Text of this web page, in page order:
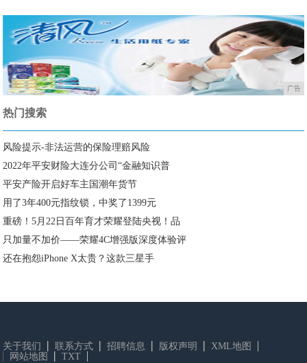
广告
热门搜索
风险提示-非法运营的保险理赔风险
2022年平安财险大连分公司“金融知识普
平安产险开启好车主国潮年货节
用了3年400元指纹锁，中奖了1399元
重磅！5月22日百年育才荣耀登陆央视！品
只加量不加价——荣耀4C增强版深度体验评
还在抱怨iPhone X太贵？这款三星手
关于我们 联系方式 招聘信息 版权声明
XML地图
网站地图
TXT